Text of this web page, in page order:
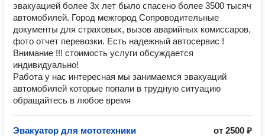
эвакуацией более 3х лет было спасено более 3500 тысяч
автомобилей. Город межгород Сопроводительные
документы для страховых, вызов аварийных комиссаров,
фото отчет перевозки. Есть надежный автосервис !
Внимание !!! стоимость услуги обсуждается
индивидуально!
Работа у нас интересная мы занимаемся эвакуаций
автомобилей которые попали в трудную ситуацию
обращайтесь в любое время
Эвакуатор для мототехники
от 2500 ₽